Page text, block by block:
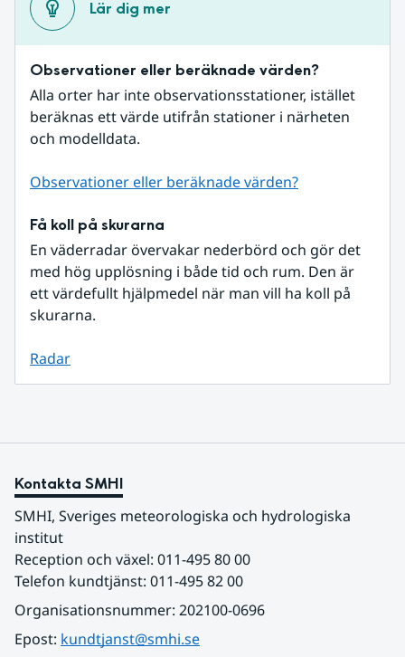
Lär dig mer
Observationer eller beräknade värden?
Alla orter har inte observationsstationer, istället
beräknas ett värde utifrån stationer i närheten
och modelldata.
Observationer eller beräknade värden?
Få koll på skurarna
En väderradar övervakar nederbörd och gör det
med hög upplösning i både tid och rum. Den är
ett värdefullt hjälpmedel när man vill ha koll på
skurarna.
Radar
Kontakta SMHI
SMHI, Sveriges meteorologiska och hydrologiska
institut
Reception och växel: 011-495 80 00
Telefon kundtjänst: 011-495 82 00
Organisationsnummer: 202100-0696
Epost: kundtjanst@smhi.se